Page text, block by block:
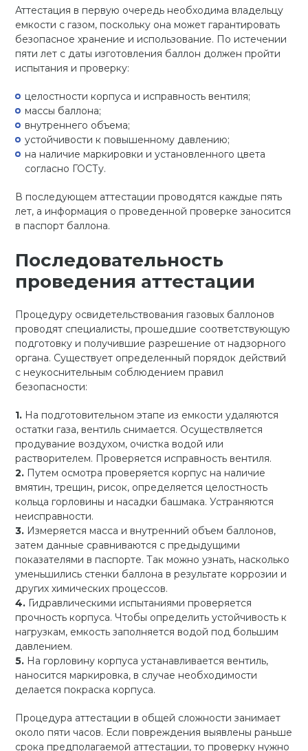
Аттестация в первую очередь необходима владельцу
емкости с газом, поскольку она может гарантировать
безопасное хранение и использование. По истечении
пяти лет с даты изготовления баллон должен пройти
испытания и проверку:
целостности корпуса и исправность вентиля;
массы баллона;
внутреннего объема;
устойчивости к повышенному давлению;
на наличие маркировки и установленного цвета
согласно ГОСТу.
В последующем аттестации проводятся каждые пять
лет, а информация о проведенной проверке заносится
в паспорт баллона.
Последовательность
проведения аттестации
Процедуру освидетельствования газовых баллонов
проводят специалисты, прошедшие соответствующую
подготовку и получившие разрешение от надзорного
органа. Существует определенный порядок действий
с неукоснительным соблюдением правил
безопасности:
На подготовительном этапе из емкости удаляются
остатки газа, вентиль снимается. Осуществляется
продувание воздухом, очистка водой или
растворителем. Проверяется исправность вентиля.
Путем осмотра проверяется корпус на наличие
вмятин, трещин, рисок, определяется целостность
кольца горловины и насадки башмака. Устраняются
неисправности.
Измеряется масса и внутренний объем баллонов,
затем данные сравниваются с предыдущими
показателями в паспорте. Так можно узнать, насколько
уменьшились стенки баллона в результате коррозии и
других химических процессов.
Гидравлическими испытаниями проверяется
прочность корпуса. Чтобы определить устойчивость к
нагрузкам, емкость заполняется водой под большим
давлением.
На горловину корпуса устанавливается вентиль,
наносится маркировка, в случае необходимости
делается покраска корпуса.
Процедура аттестации в общей сложности занимает
около пяти часов. Если повреждения выявлены раньше
срока предполагаемой аттестации, то проверку нужно